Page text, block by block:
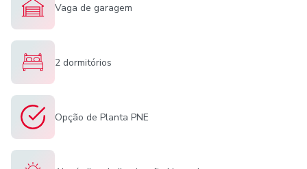
Vaga de garagem
2 dormitórios
Opção de Planta PNE